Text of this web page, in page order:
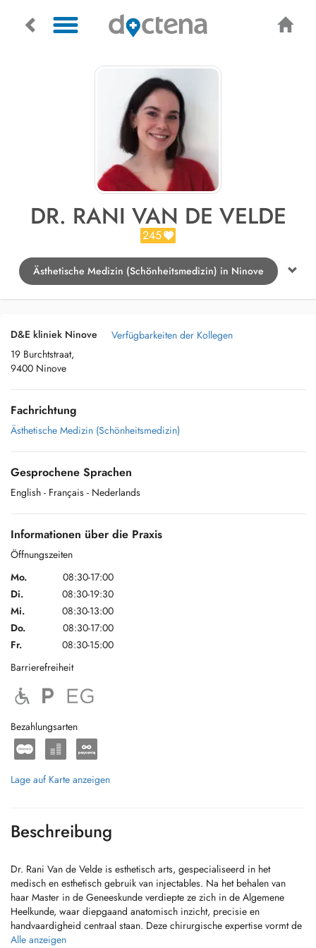
DR. RANI VAN DE VELDE
245
Ästhetische Medizin (Schönheitsmedizin) in Ninove
D&E kliniek Ninove
19 Burchtstraat,
9400 Ninove
Verfügbarkeiten der Kollegen
Fachrichtung
Ästhetische Medizin (Schönheitsmedizin)
Gesprochene Sprachen
English - Français - Nederlands
Informationen über die Praxis
Öffnungszeiten
Mo.
08:30-17:00
Di.
08:30-19:30
Mi.
08:30-13:00
Do.
08:30-17:00
Fr.
08:30-15:00
Barrierefreiheit
Bezahlungsarten
Lage auf Karte anzeigen
Beschreibung
Dr. Rani Van de Velde is esthetisch arts, gespecialiseerd in het
medisch en esthetisch gebruik van injectables. Na het behalen van
haar Master in de Geneeskunde verdiepte ze zich in de Algemene
Heelkunde, waar diepgaand anatomisch inzicht, precisie en
handvaardigheid centraal staan. Deze chirurgische expertise vormt de
basis voor haar aanpak binnen de esthetische geneeskunde.
Alle anzeigen